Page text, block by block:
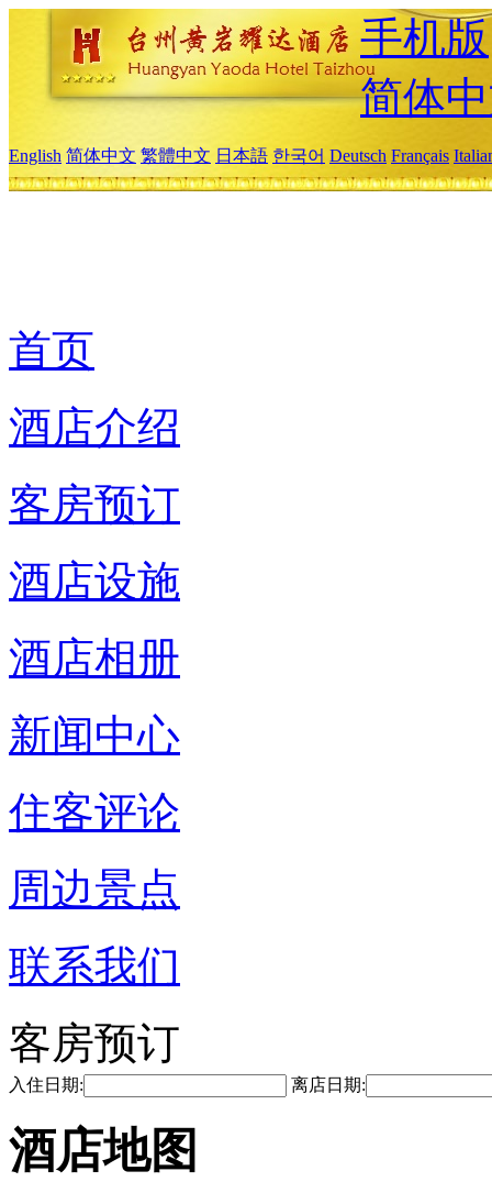
手机版
简体
English 简体中文 繁體中文 日本語 한국어 Deutsch Français
首页
酒店介绍
客房预订
酒店设施
酒店相册
新闻中心
住客评论
周边景点
联系我们
客房预订
入住日期: 离店日期:
酒店地图